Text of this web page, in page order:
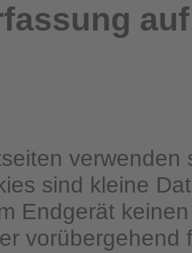
verwenden
sind kleine
Endgerät
vorübergehend